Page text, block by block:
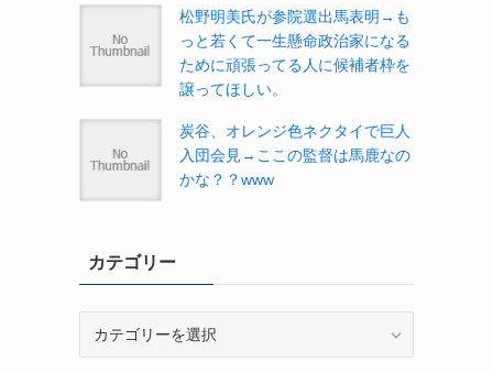
松野明美氏が参院選出馬表明→も
っと若くて一生懸命政治家になる
ために頑張ってる人に候補者枠を
譲ってほしい。
炭谷、オレンジ色ネクタイで巨人
入団会見→ここの監督は馬鹿なの
かな？？www
カテゴリー